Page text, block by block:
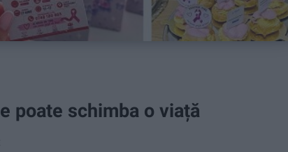
poate schimba o viață